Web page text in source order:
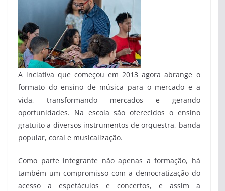
A inciativa que começou em 2013 agora abrange o
formato do ensino de música para o mercado e a
vida, transformando mercados e gerando
oportunidades. Na escola são oferecidos o ensino
gratuito a diversos instrumentos de orquestra, banda
popular, coral e musicalização.
Como parte integrante não apenas a formação, há
também um compromisso com a democratização do
acesso a espetáculos e concertos, e assim a